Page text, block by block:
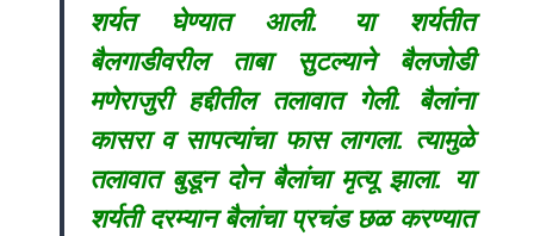
शर्यत घेण्यात आली. या शर्यतीत
बैलगाडीवरील ताबा सुटल्याने बैलजोडी
मणेराजुरी हद्दीतील तलावात गेली. बैलांना
कासरा व सापत्यांचा फास लागला. त्यामुळे
तलावात बुडून दोन बैलांचा मृत्यू झाला. या
शर्यती दरम्यान बैलांचा प्रचंड छळ करण्यात